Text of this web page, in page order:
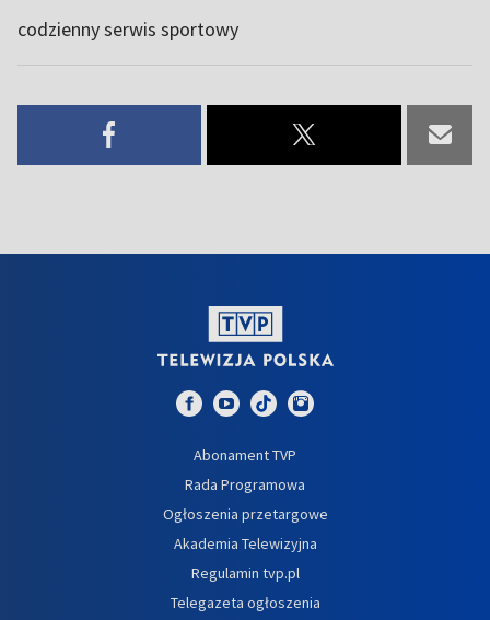
codzienny serwis sportowy
Abonament TVP
Rada Programowa
Ogłoszenia przetargowe
Akademia Telewizyjna
Regulamin tvp.pl
Telegazeta ogłoszenia